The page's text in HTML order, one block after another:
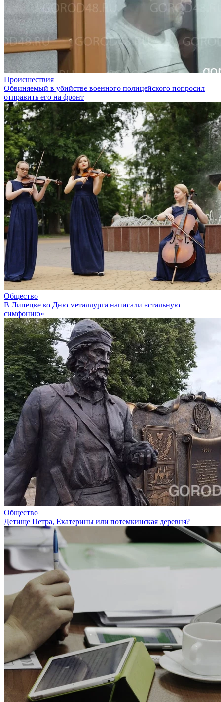
Происшествия
Обвиняемый в убийстве военного полицейского попросил
отправить его на фронт
Общество
В Липецке ко Дню металлурга написали «стальную
симфонию»
Общество
Детище Петра, Екатерины или потемкинская деревня?